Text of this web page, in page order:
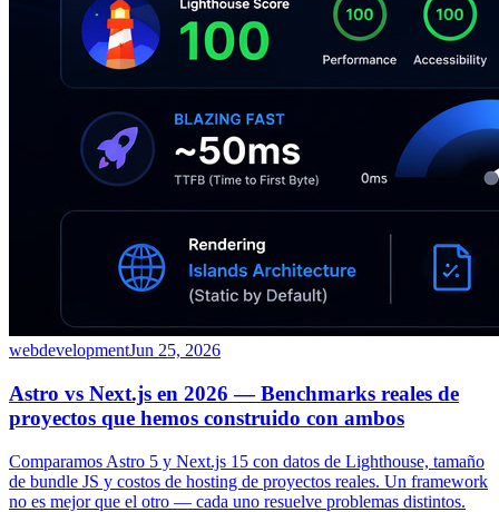
webdevelopmentJun 25, 2026
Astro vs Next.js en 2026 — Benchmarks reales de
proyectos que hemos construido con ambos
Comparamos Astro 5 y Next.js 15 con datos de Lighthouse, tamaño
de bundle JS y costos de hosting de proyectos reales. Un framework
no es mejor que el otro — cada uno resuelve problemas distintos.